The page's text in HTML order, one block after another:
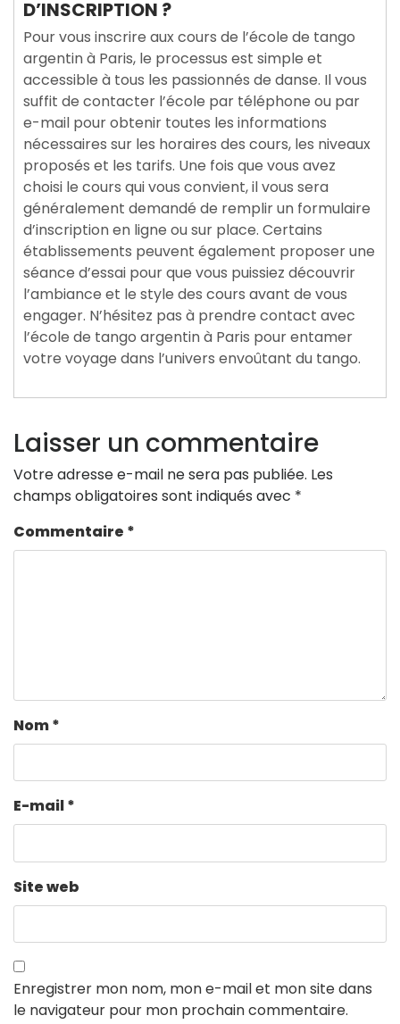
D’INSCRIPTION ?
Pour vous inscrire aux cours de l’école de tango
argentin à Paris, le processus est simple et
accessible à tous les passionnés de danse. Il vous
suffit de contacter l’école par téléphone ou par
e-mail pour obtenir toutes les informations
nécessaires sur les horaires des cours, les niveaux
proposés et les tarifs. Une fois que vous avez
choisi le cours qui vous convient, il vous sera
généralement demandé de remplir un formulaire
d’inscription en ligne ou sur place. Certains
établissements peuvent également proposer une
séance d’essai pour que vous puissiez découvrir
l’ambiance et le style des cours avant de vous
engager. N’hésitez pas à prendre contact avec
l’école de tango argentin à Paris pour entamer
votre voyage dans l’univers envoûtant du tango.
Laisser un commentaire
Votre adresse e-mail ne sera pas publiée. Les
champs obligatoires sont indiqués avec *
Commentaire *
Nom*
E-mail*
Site web
Enregistrer mon nom, mon e-mail et mon site dans
le navigateur pour mon prochain commentaire.